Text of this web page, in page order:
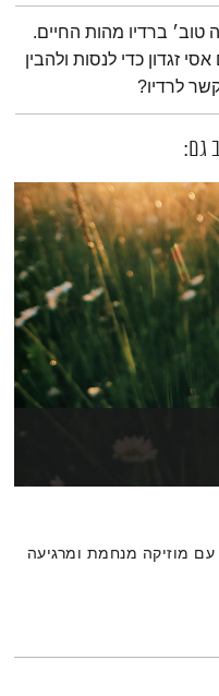
טוב׳ ברדיו מהות החיים.
זגדון כדי לנסות ולהבין
לרדיו?
גם:
מוזיקה מנחמת ומרגיעה